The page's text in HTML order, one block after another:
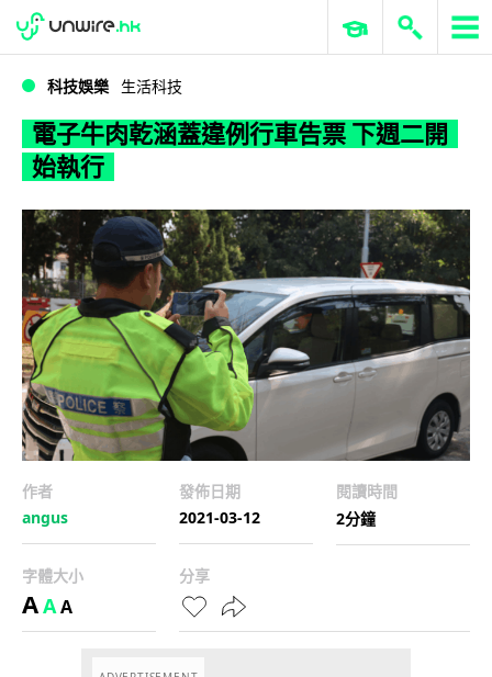
電子牛肉乾涵蓋違例行車告票 下週二開始執行
WWDC 2026 ERP 與商業 AI
科技娛樂 生活科技
電子牛肉乾涵蓋違例行車告票 下週二開
始執行
作者
angus
發佈日期
2021-03-12
閱讀時間
2分鐘
字體大小
AAA
分享